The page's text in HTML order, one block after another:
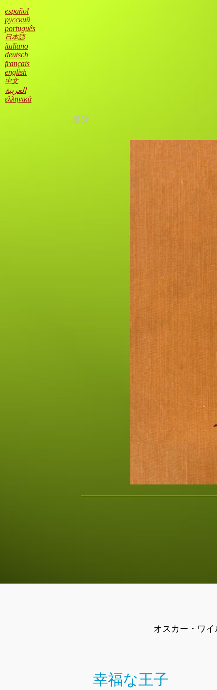
オスカー・ワイルド / 幸福な王子
español
русский
português
日本語
italiano
deutsch
français
english
中文
العربية
ελληνικά
推奨
オスカー・ワイ
幸福な王子